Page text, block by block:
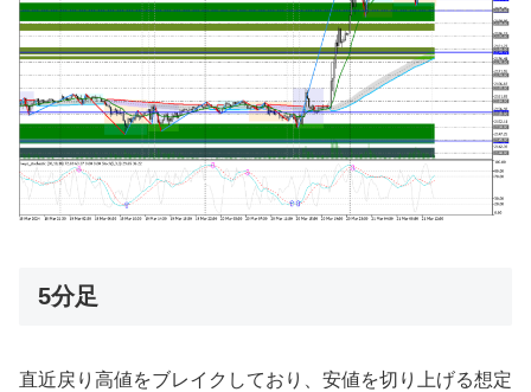
5分足
直近戻り高値をブレイクしており、安値を切り上げる想定